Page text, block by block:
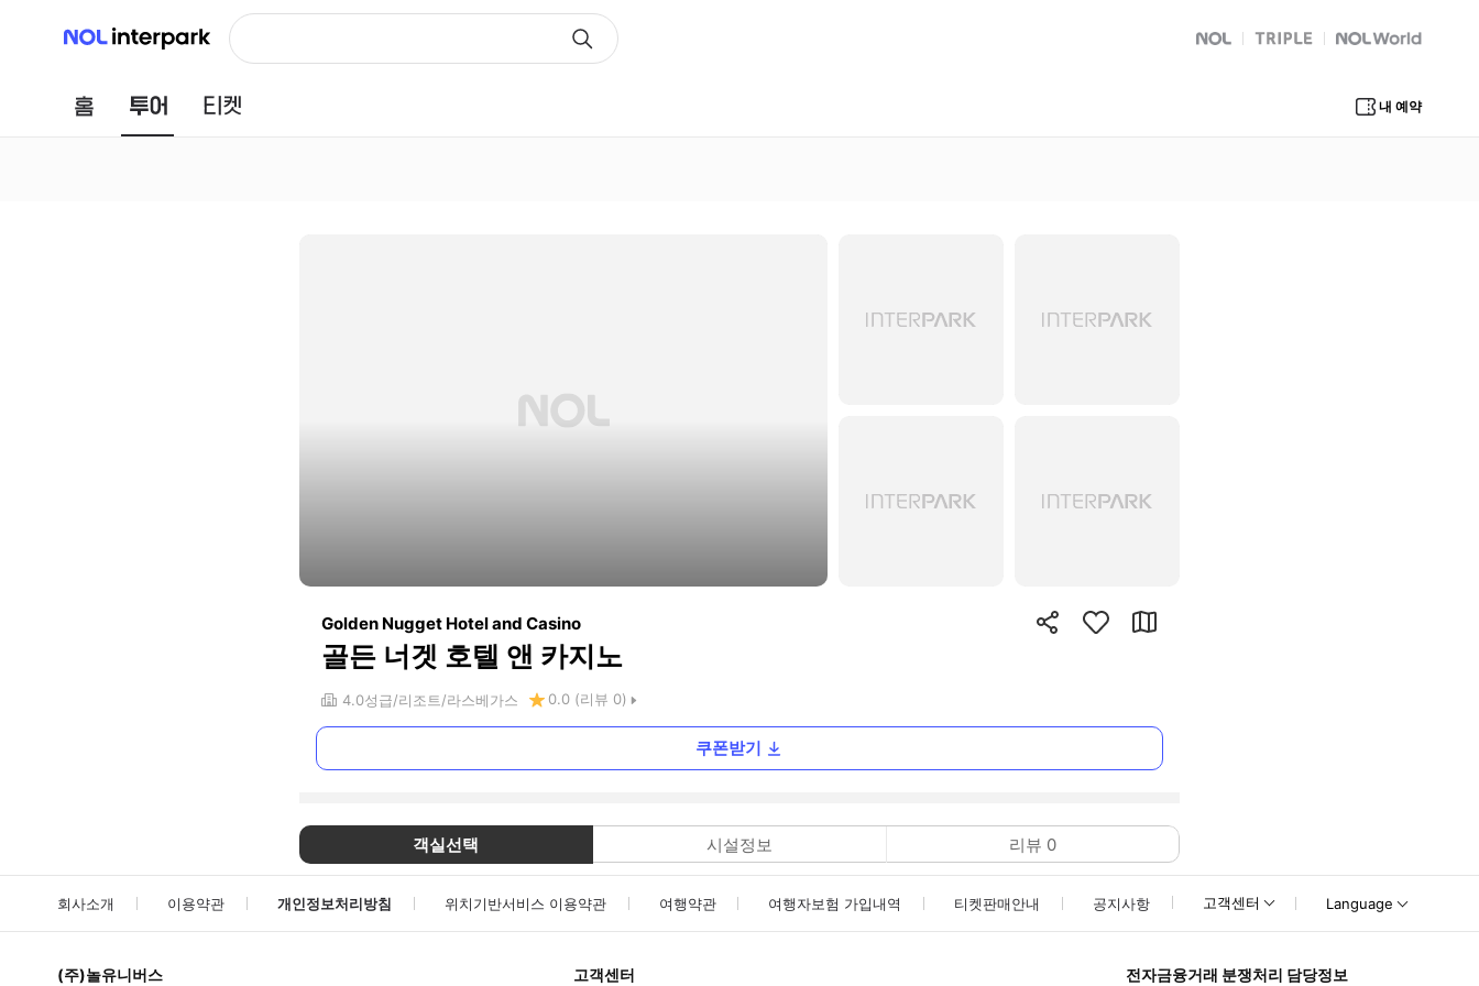
NOL 인터파크
NOL
트리플 Global Interpark
홈 투어 내 예약
Golden Nugget Hotel and Casino
골든 너겟 호텔 앤 카지노
4.0성급 리조트 라스베가스 0.0 (리뷰 0)
쿠폰받기
객실선택 시설정보 리뷰 0
회사소개 이용약관 개인정보처리방침 위치기반서비스 이용약관 여행약관 여행자보험 가입내역 티켓판매안내 공지사항 고객센터 Language
(주)놀유니버스 고객센터 전자금융거래 분쟁처리 담당정보